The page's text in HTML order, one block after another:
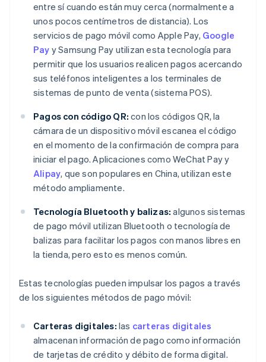
entre sí cuando están muy cerca (normalmente a
unos pocos centímetros de distancia). Los
servicios de pago móvil como Apple Pay, Google
Pay y Samsung Pay utilizan esta tecnología para
permitir que los usuarios realicen pagos acercando
sus teléfonos inteligentes a los terminales de
sistemas de punto de venta (sistema POS).
Pagos con código QR: con los códigos QR, la
cámara de un dispositivo móvil escanea el código
en el momento de la confirmación de compra para
iniciar el pago. Aplicaciones como WeChat Pay y
Alipay, que son populares en China, utilizan este
método ampliamente.
Tecnología Bluetooth y balizas: algunos sistemas
de pago móvil utilizan Bluetooth o tecnología de
balizas para facilitar los pagos con manos libres en
la tienda, pero esto es menos común.
Estas tecnologías pueden impulsar los pagos a través
de los siguientes métodos de pago móvil:
Carteras digitales: las carteras digitales
almacenan información de pago como información
de tarjetas de crédito y débito de forma digital.